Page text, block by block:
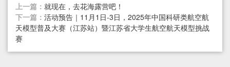
上一篇： 就现在，去花海露营吧！
下一篇： 活动预告｜11月1日-3日，2025年中国科研类航空航
天模型普及大赛（江苏站）暨江苏省大学生航空航天模型挑战
赛